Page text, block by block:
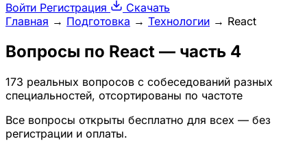
Войти Регистрация
Скачать
Главная → Подготовка → Технологии → React
Вопросы по React — часть 4
173 реальных вопросов с собеседований разных
специальностей, отсортированы по частоте
Все вопросы открыты бесплатно для всех — без
регистрации и оплаты.